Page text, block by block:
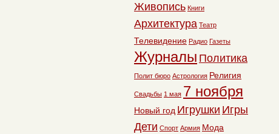
Живопись Книги
Архитектура Театр
Телевидение Радио Газеты
Журналы Политика
Полит бюро Астрология Религия
Свадьбы 1 мая 7 ноября
Новый год Игрушки Игры
Дети Спорт Армия Мода